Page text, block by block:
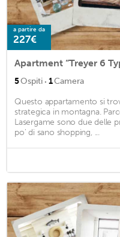
a partire da
227€
5Ospiti · 1Camera
Questo appartamento si
strategica in montagna.
Lasergame sono due delle
po' di sano shopping, ...